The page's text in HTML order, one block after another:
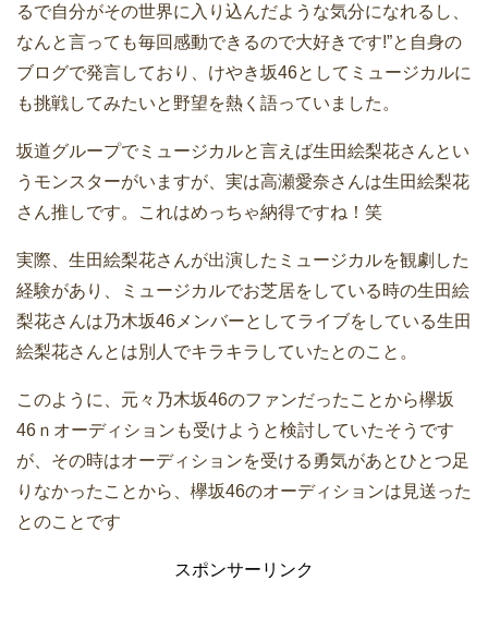
るで自分がその世界に入り込んだような気分になれるし、
なんと言っても毎回感動できるので大好きです!”と自身の
ブログで発言しており、けやき坂46としてミュージカルに
も挑戦してみたいと野望を熱く語っていました。
坂道グループでミュージカルと言えば生田絵梨花さんとい
うモンスターがいますが、実は高瀬愛奈さんは生田絵梨花
さん推しです。これはめっちゃ納得ですね！笑
実際、生田絵梨花さんが出演したミュージカルを観劇した
経験があり、ミュージカルでお芝居をしている時の生田絵
梨花さんは乃木坂46メンバーとしてライブをしている生田
絵梨花さんとは別人でキラキラしていたとのこと。
このように、元々乃木坂46のファンだったことから欅坂
46ｎオーディションも受けようと検討していたそうです
が、その時はオーディションを受ける勇気があとひとつ足
りなかったことから、欅坂46のオーディションは見送った
とのことです
スポンサーリンク